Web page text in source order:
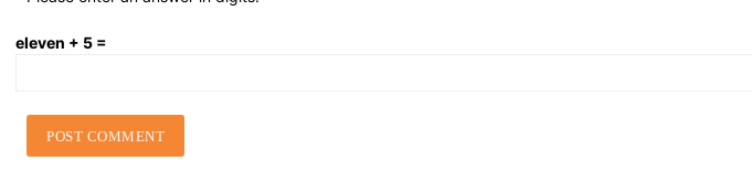
eleven + 5 =